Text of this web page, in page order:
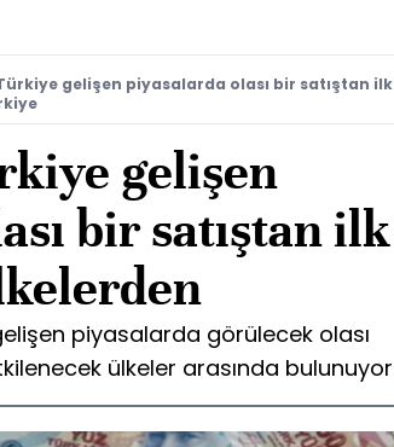
gelişen piyasalarda olası bir satıştan ilk
gelişen
bir satıştan ilk
piyasalarda görülecek olası
ülkeler arasında bulunuyor